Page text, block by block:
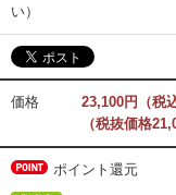
い）
価格
23,100円（税込
（税抜価格
ポイント還元